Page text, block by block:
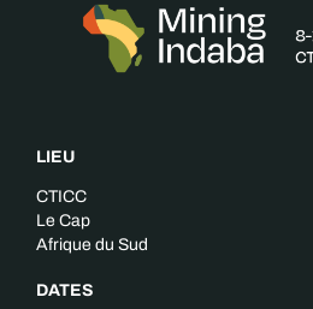
LIEU
CTICC
Le Cap
Afrique du Sud
DATES